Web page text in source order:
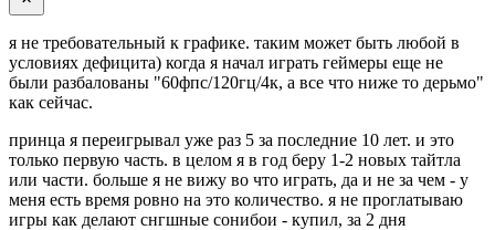
я не требовательный к графике. таким может быть любой в
условиях дефицита) когда я начал играть геймеры еще не
были разбалованы "60фпс/120гц/4к, а все что ниже то дерьмо"
как сейчас.
принца я переигрывал уже раз 5 за последние 10 лет. и это
только первую часть. в целом я в год беру 1-2 новых тайтла
или части. больше я не вижу во что играть, да и не за чем - у
меня есть время ровно на это количество. я не проглатываю
игры как делают снгшные сонибои - купил, за 2 дня